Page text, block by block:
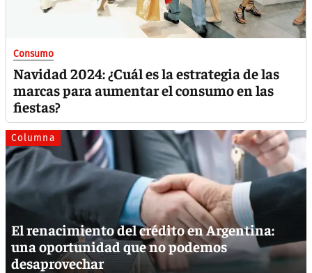
Consumo
Navidad 2024: ¿Cuál es la estrategia de las
marcas para aumentar el consumo en las
fiestas?
Columna
El renacimiento del crédito en Argentina:
una oportunidad que no podemos
desaprovechar